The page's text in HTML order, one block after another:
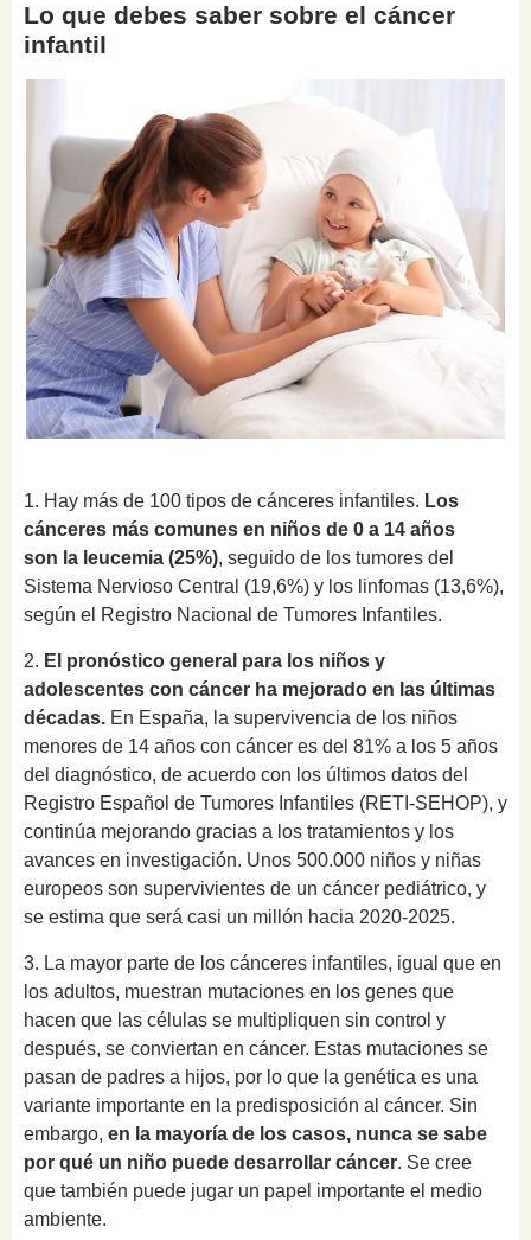
Lo que debes saber sobre el cáncer
infantil
1. Hay más de 100 tipos de cánceres infantiles. Los
cánceres más comunes en niños de 0 a 14 años
son la leucemia (25%), seguido de los tumores del
Sistema Nervioso Central (19,6%) y los linfomas (13,6%),
según el Registro Nacional de Tumores Infantiles.
2. El pronóstico general para los niños y
adolescentes con cáncer ha mejorado en las últimas
décadas. En España, la supervivencia de los niños
menores de 14 años con cáncer es del 81% a los 5 años
del diagnóstico, de acuerdo con los últimos datos del
Registro Español de Tumores Infantiles (RETI-SEHOP), y
continúa mejorando gracias a los tratamientos y los
avances en investigación. Unos 500.000 niños y niñas
europeos son supervivientes de un cáncer pediátrico, y
se estima que será casi un millón hacia 2020-2025.
3. La mayor parte de los cánceres infantiles, igual que en
los adultos, muestran mutaciones en los genes que
hacen que las células se multipliquen sin control y
después, se conviertan en cáncer. Estas mutaciones se
pasan de padres a hijos, por lo que la genética es una
variante importante en la predisposición al cáncer. Sin
embargo, en la mayoría de los casos, nunca se sabe
por qué un niño puede desarrollar cáncer. Se cree
que también puede jugar un papel importante el medio
ambiente.